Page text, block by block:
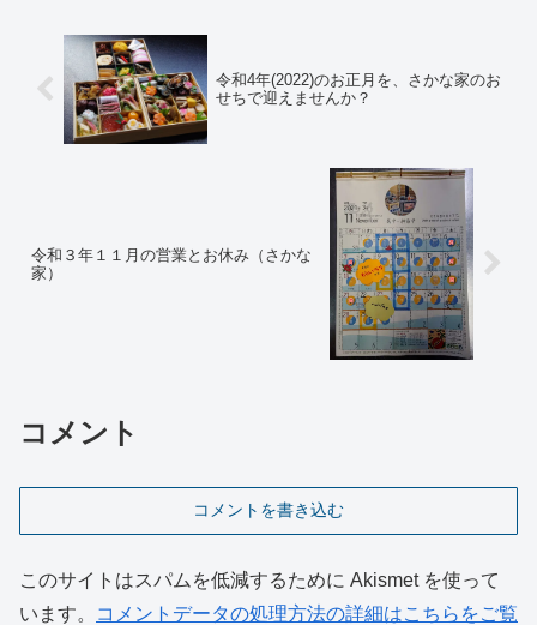
令和4年(2022)のお正月を、さかな家のお
せちで迎えませんか？
令和３年１１月の営業とお休み（さかな
家）
コメント
コメントを書き込む
このサイトはスパムを低減するために Akismet を使って
います。
コメントデータの処理方法の詳細はこちらをご覧